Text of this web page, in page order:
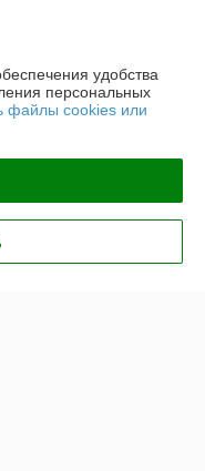
удобства
персональных
файлы cookies или